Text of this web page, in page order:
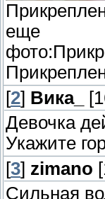
еще
[2] Вика_
Девочка
Укажите
[3] zimano
Сильная